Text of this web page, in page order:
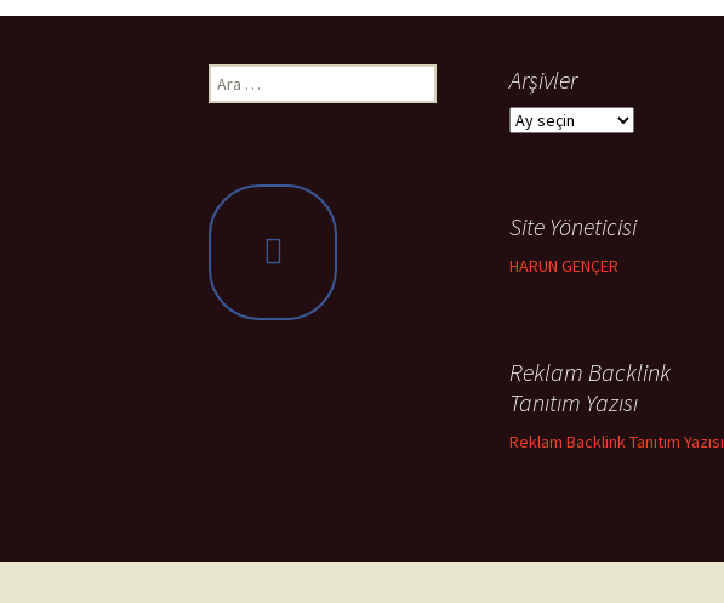
Arama: Arşivler
Arşivler
Site Yöneticisi
HARUN GENÇER
Reklam Backlink
Tanıtım Yazısı
Reklam Backlink Tanıtım Yazısı